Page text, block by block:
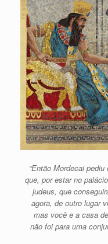
“Então Mordecai
que, por estar no
judeus, que
agora, de outro lugar
mas você e a casa
não foi para uma